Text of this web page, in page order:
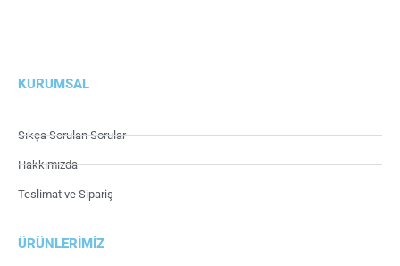
KURUMSAL
Sıkça Sorulan Sorular
Hakkımızda
Teslimat ve Sipariş
ÜRÜNLERIMIZ